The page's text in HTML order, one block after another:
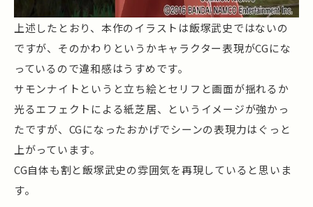
上述したとおり、本作のイラストは飯塚武史ではないの
ですが、そのかわりというかキャラクター表現がCGにな
っているので違和感はうすめです。
サモンナイトというと立ち絵とセリフと画面が揺れるか
光るエフェクトによる紙芝居、というイメージが強かっ
たですが、CGになったおかげでシーンの表現力はぐっと
上がっています。
CG自体も割と飯塚武史の雰囲気を再現していると思いま
す。